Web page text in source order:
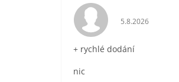
Hodnocení
5.8.2026
+ rychlé dodání
nic